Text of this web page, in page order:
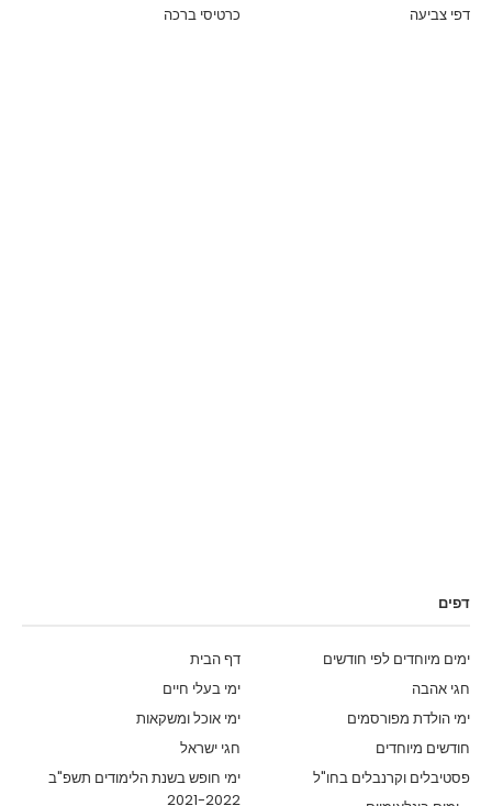
כרטיסי ברכה דפי צביעה
דפים
דף הבית
ימים מיוחדים לפי חודשים
ימי בעלי חיים
חגי אהבה
ימי אוכל ומשקאות
ימי הולדת מפורסמים
חגי ישראל
חודשים מיוחדים
ימי חופש בשנת הלימודים תשפ"ב
2021-2022
פסטיבלים וקרנבלים בחו"ל